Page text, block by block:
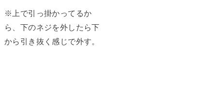
※上で引っ掛かってるか
ら、下のネジを外したら下
から引き抜く感じで外す。